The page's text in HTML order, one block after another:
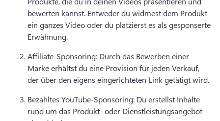
bewerten kannst. Entweder du widmest dem Produkt
ein ganzes Video oder du platzierst es als gesponserte
Erwähnung.
Affiliate-Sponsoring: Durch das Bewerben einer
Marke erhältst du eine Provision für jeden Verkauf,
der über den eigens eingerichteten Link getätigt wird.
Bezahltes YouTube-Sponsoring: Du erstellst Inhalte
rund um das Produkt- oder Dienstleistungsangebot